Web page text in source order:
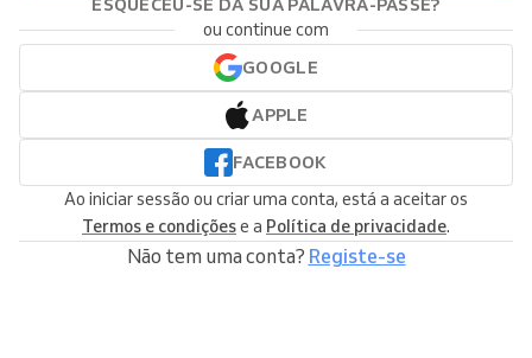
ou continue com
GOOGLE
APPLE
FACEBOOK
Ao iniciar sessão ou criar uma conta, está a aceitar os
Termos e condiçõese a Política de privacidade.
Não tem uma conta? Registe-se